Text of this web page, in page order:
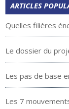
ARTICLES
Quelles filières
Le dossier du
Les pas de base
Les 7